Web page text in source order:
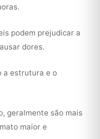
podem prejudicar a
dores.
a estrutura e o
geralmente são mais
maior e